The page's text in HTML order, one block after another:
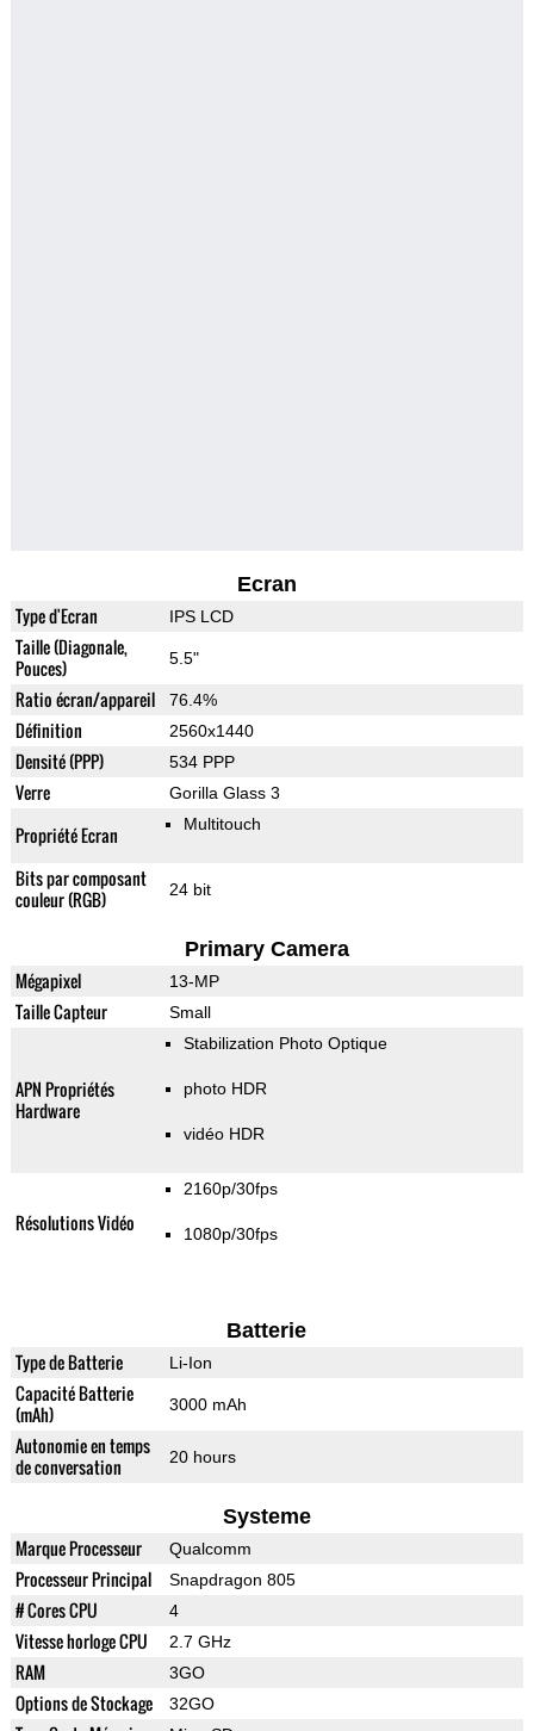
Ecran
Type d'Ecran IPS LCD
Taille (Diagonale,
Pouces)
5.5"
Ratio écran/appareil 76.4%
Définition 2560x1440
Densité (PPP) 534 PPP
Verre Gorilla Glass 3
Propriété Ecran Multitouch
Bits par composant
couleur (RGB)
24 bit
Primary Camera
Mégapixel 13-MP
Taille Capteur Small
APN Propriétés
Hardware
Stabilization Photo Optique
photo HDR
vidéo HDR
Résolutions Vidéo
2160p/30fps
1080p/30fps
Batterie
Type de Batterie Li-Ion
Capacité Batterie
(mAh)
3000 mAh
Autonomie en temps
de conversation
20 hours
Systeme
Marque Processeur Qualcomm
Processeur Principal Snapdragon 805
# Cores CPU 4
Vitesse horloge CPU 2.7 GHz
RAM 3GO
Options de Stockage 32GO